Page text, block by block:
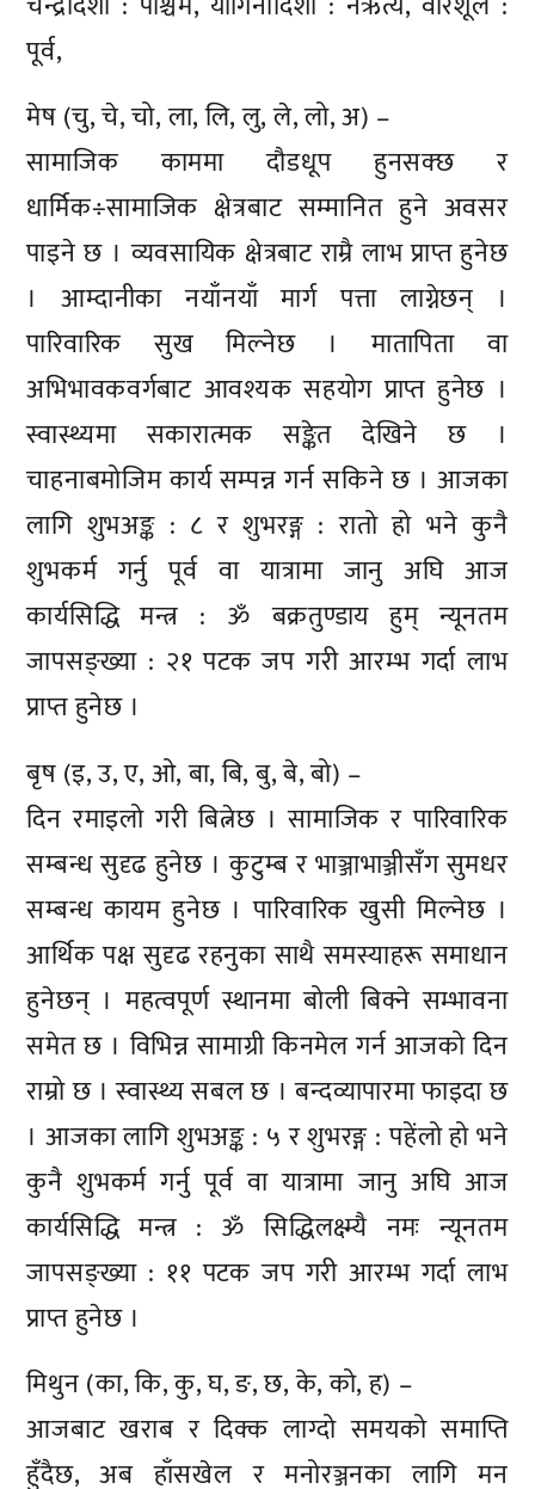
पूर्व,
मेष (चु, चे, चो, ला, लि, लु, ले, लो, अ) –
सामाजिक काममा दौडधूप हुनसक्छ र
धार्मिक÷सामाजिक क्षेत्रबाट सम्मानित हुने अवसर
पाइने छ । व्यवसायिक क्षेत्रबाट राम्रै लाभ प्राप्त हुनेछ
। आम्दानीका नयाँनयाँ मार्ग पत्ता लाग्नेछन् ।
पारिवारिक सुख मिल्नेछ । मातापिता वा
अभिभावकवर्गबाट आवश्यक सहयोग प्राप्त हुनेछ ।
स्वास्थ्यमा सकारात्मक सङ्केत देखिने छ ।
चाहनाबमोजिम कार्य सम्पन्न गर्न सकिने छ । आजका
लागि शुभअङ्क : ८ र शुभरङ्ग : रातो हो भने कुनै
शुभकर्म गर्नु पूर्व वा यात्रामा जानु अघि आज
कार्यसिद्धि मन्त्र : ॐ बक्रतुण्डाय हुम् न्यूनतम
जापसङ्ख्या : २१ पटक जप गरी आरम्भ गर्दा लाभ
प्राप्त हुनेछ ।
बृष (इ, उ, ए, ओ, बा, बि, बु, बे, बो) –
दिन रमाइलो गरी बित्नेछ । सामाजिक र पारिवारिक
सम्बन्ध सुदृढ हुनेछ । कुटुम्ब र भाञ्जाभाञ्जीसँग सुमधर
सम्बन्ध कायम हुनेछ । पारिवारिक खुसी मिल्नेछ ।
आर्थिक पक्ष सुदृढ रहनुका साथै समस्याहरू समाधान
हुनेछन् । महत्वपूर्ण स्थानमा बोली बिक्ने सम्भावना
समेत छ । विभिन्न सामाग्री किनमेल गर्न आजको दिन
राम्रो छ । स्वास्थ्य सबल छ । बन्दव्यापारमा फाइदा छ
। आजका लागि शुभअङ्क : ५ र शुभरङ्ग : पहेंलो हो भने
कुनै शुभकर्म गर्नु पूर्व वा यात्रामा जानु अघि आज
कार्यसिद्धि मन्त्र : ॐ सिद्धिलक्ष्म्यै नमः न्यूनतम
जापसङ्ख्या : ११ पटक जप गरी आरम्भ गर्दा लाभ
प्राप्त हुनेछ ।
मिथुन (का, कि, कु, घ, ङ, छ, के, को, ह) –
आजबाट खराब र दिक्क लाग्दो समयको समाप्ति
हुँदैछ, अब हाँसखेल र मनोरञ्जनका लागि मन